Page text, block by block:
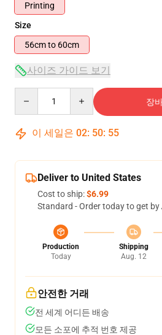
Printing
Size
56cm to 60cm
사이즈 가이드 보기
장
이 세일은 02: 50: 54
Deliver to United States
Cost to ship:$6.99
Standard - Order today to get by
Production
Today
Shipping
Aug. 12
안전한 거래
전 세계 어디든 배송
모든 소포에 추적 번호 제공